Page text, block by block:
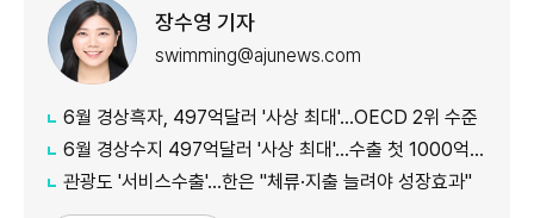
장수영 기자
swimming@ajunews.com
6월 경상흑자, 497억달러 '사상 최대'…OECD 2위 수준
6월 경상수지 497억달러 '사상 최대'…수출 첫 1000억달러 돌파
관광도 '서비스수출'…한은 "체류·지출 늘려야 성장효과"